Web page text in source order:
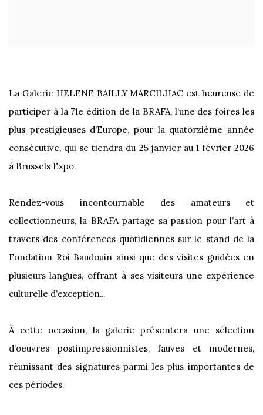
La Galerie HELENE BAILLY MARCILHAC est heureuse de
participer à la 71e édition de la BRAFA, l’une des foires les
plus prestigieuses d’Europe, pour la quatorzième année
consécutive, qui se tiendra du 25 janvier au 1 février 2026
à Brussels Expo.
Rendez-vous incontournable des amateurs et
collectionneurs, la BRAFA partage sa passion pour l’art à
travers des conférences quotidiennes sur le stand de la
Fondation Roi Baudouin ainsi que des visites guidées en
plusieurs langues, offrant à ses visiteurs une expérience
culturelle d’exception...
À cette occasion, la galerie présentera une sélection
d’oeuvres postimpressionnistes, fauves et modernes,
réunissant des signatures parmi les plus importantes de
ces périodes.